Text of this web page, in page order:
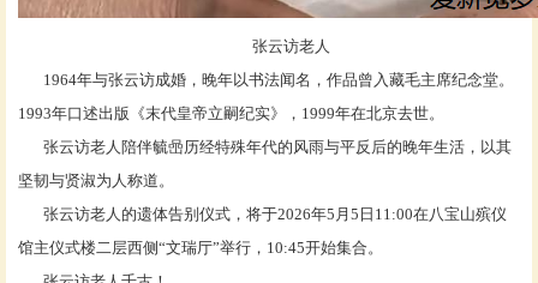
张云访老人
1964年与张云访成婚，晚年以书法闻名，作品曾入藏毛主席纪念堂。
1993年口述出版《末代皇帝立嗣纪实》，1999年在北京去世。
张云访老人陪伴毓喦历经特殊年代的风雨与平反后的晚年生活，以其
坚韧与贤淑为人称道。
张云访老人的遗体告别仪式，将于2026年5月5日11:00在八宝山殡仪
馆主仪式楼二层西侧“文瑞厅”举行，10:45开始集合。